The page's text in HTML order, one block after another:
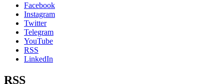
Facebook
Instagram
Twitter
Telegram
YouTube
RSS
LinkedIn
RSS